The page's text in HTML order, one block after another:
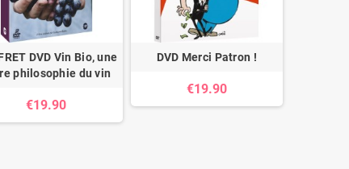
DVD Vin Bio, une
philosophie du vin
€19.90
DVD Merci Patron !
€19.90